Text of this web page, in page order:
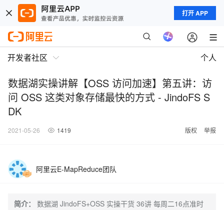
打开 APP
开发者社区 个人
数据湖实操讲解【OSS 访问加速】第五讲：访
问 OSS 这类对象存储最快的方式 - JindoFS S
DK
2021-05-26 1419 版权 举报
阿里云E-MapReduce团队
简介：
数据湖 JindoFS+OSS 实操干货 36讲 每周二16点准时